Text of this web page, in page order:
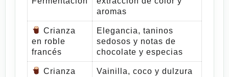
aromas
Crianza
en roble
francés
Elegancia, taninos
sedosos y notas de
chocolate y especias
Crianza
Vainilla, coco y dulzura